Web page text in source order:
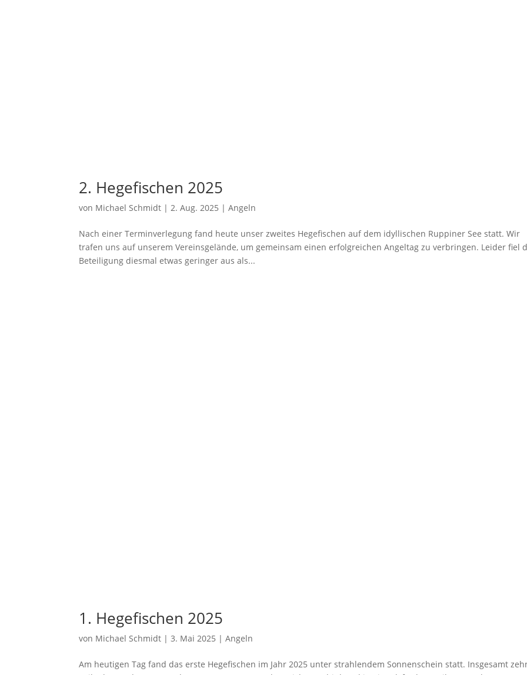
2. Hegefischen 2025
von Michael Schmidt | 2. Aug. 2025 |Angeln
Nach einer Terminverlegung fand heute unser zweites Hegefischen auf dem idyllischen Ruppiner See statt. Wir
trafen uns auf unserem Vereinsgelände, um gemeinsam einen erfolgreichen Angeltag zu verbringen. Leider fiel
Beteiligung diesmal etwas geringer aus als...
1. Hegefischen 2025
von Michael Schmidt |3. Mai 2025 |Angeln
Am heutigen Tag fand das erste Hegefischen im Jahr 2025 unter strahlendem Sonnenschein statt. Insgesamt